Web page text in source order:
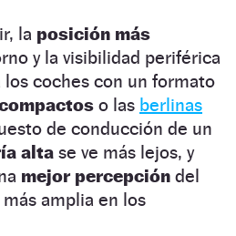
la posición más
y la visibilidad periférica
coches con un formato
o las berlinas
de conducción de un
alta se ve más lejos, y
mejor percepción del
amplia en los